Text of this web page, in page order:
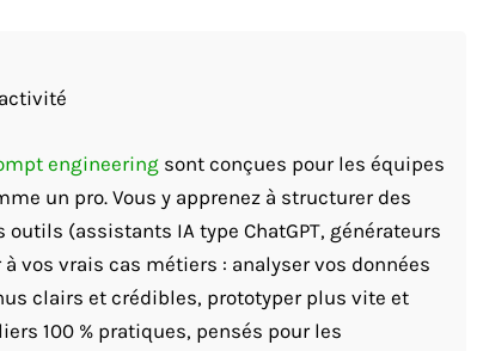
engineering sont conçues pour les équipes
un pro. Vous y apprenez à structurer des
(assistants IA type ChatGPT, générateurs
vos vrais cas métiers : analyser vos données
clairs et crédibles, prototyper plus vite et
100 % pratiques, pensés pour les